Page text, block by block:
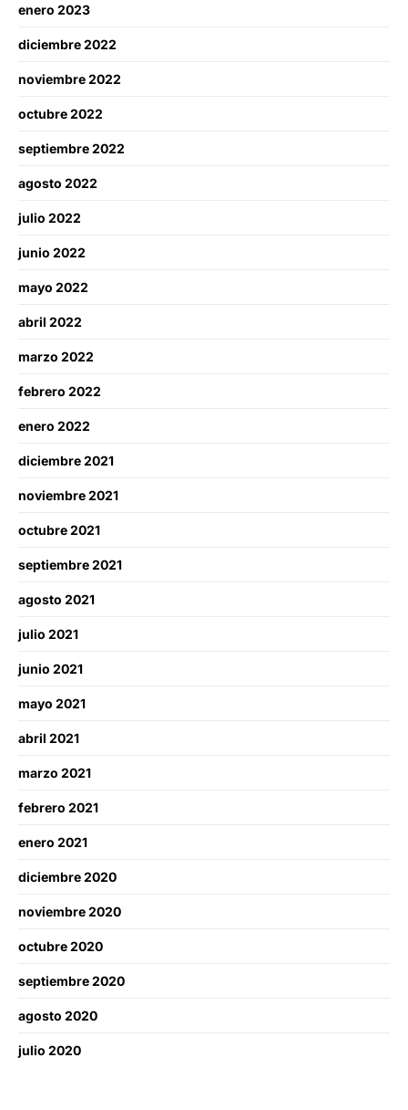
enero 2023
diciembre 2022
noviembre 2022
octubre 2022
septiembre 2022
agosto 2022
julio 2022
junio 2022
mayo 2022
abril 2022
marzo 2022
febrero 2022
enero 2022
diciembre 2021
noviembre 2021
octubre 2021
septiembre 2021
agosto 2021
julio 2021
junio 2021
mayo 2021
abril 2021
marzo 2021
febrero 2021
enero 2021
diciembre 2020
noviembre 2020
octubre 2020
septiembre 2020
agosto 2020
julio 2020